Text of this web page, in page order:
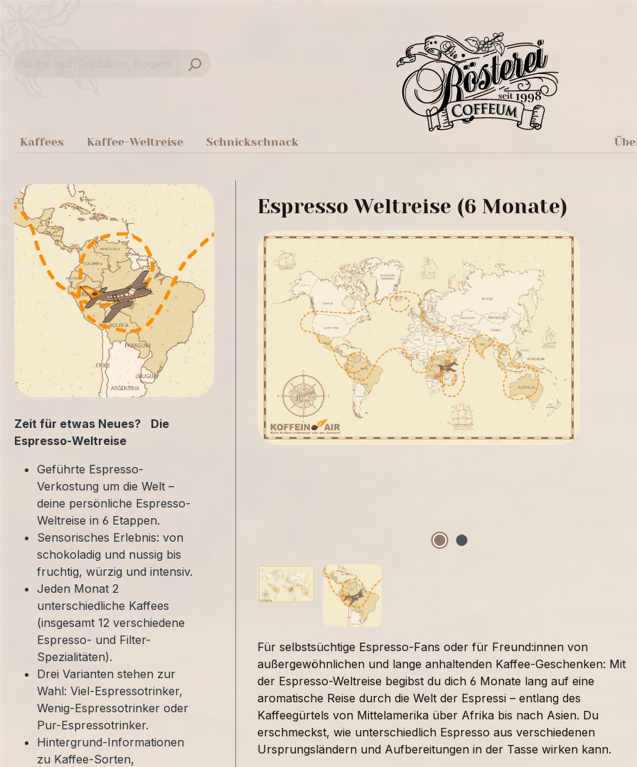
Kaffees Kaffee-Weltreise Schnickschnack
Zeit für etwas Neues? Die
Espresso-Weltreise
Geführte Espresso-
Verkostung um die Welt –
deine persönliche Espresso-
Weltreise in 6 Etappen.
Sensorisches Erlebnis: von
schokoladig und nussig bis
fruchtig, würzig und intensiv.
Jeden Monat 2
unterschiedliche Kaffees
(insgesamt 12 verschiedene
Espresso- und Filter-
Spezialitäten).
Drei Varianten stehen zur
Wahl: Viel-Espressotrinker,
Wenig-Espressotrinker oder
Pur-Espressotrinker.
Hintergrund-Informationen
zu Kaffee-Sorten,
Espresso Weltreise (6 Monate)
Für selbstsüchtige Espresso-Fans oder für Freund:innen von
außergewöhnlichen und lange anhaltenden Kaffee-Geschenken: Mit
der Espresso-Weltreise begibst du dich 6 Monate lang auf eine
aromatische Reise durch die Welt der Espressi – entlang des
Kaffeegürtels von Mittelamerika über Afrika bis nach Asien. Du
erschmeckst, wie unterschiedlich Espresso aus verschiedenen
Ursprungsländern und Aufbereitungen in der Tasse wirken kann.